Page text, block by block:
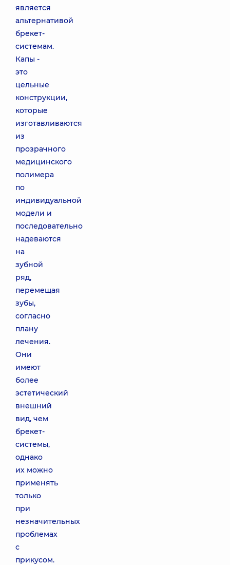
является
альтернативой
брекет-
системам.
Капы -
это
цельные
конструкции,
которые
изготавливаются
из
прозрачного
медицинского
полимера
по
индивидуальной
модели и
последовательно
надеваются
на
зубной
ряд,
перемещая
зубы,
согласно
плану
лечения.
Они
имеют
более
эстетический
внешний
вид, чем
брекет-
системы,
однако
их можно
применять
только
при
незначительных
проблемах
с
прикусом.